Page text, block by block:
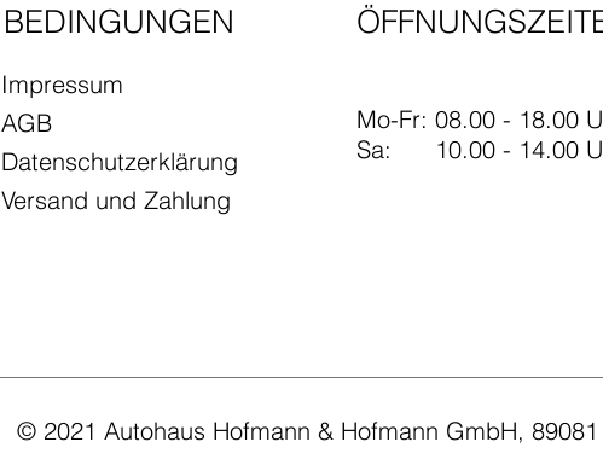
BEDINGUNGEN
Impressum
AGB
Datenschutzerklärung
Versand und Zahlung
Mo-Fr: 08.00 - 18.00
​​Sa: 10.00 - 14.00
© 2021 Autohaus Hofmann & Hofmann GmbH, 89081